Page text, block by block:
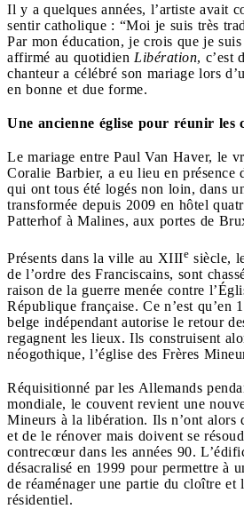
Il y a quelques années, l’artiste avait
sentir catholique : “Moi je suis très
Par mon éducation, je crois que je
affirmé au quotidien Libération, c’est
chanteur a célébré son mariage lors
en bonne et due forme.
Une ancienne église pour réunir les
Le mariage entre Paul Van Haver, le
Coralie Barbier, a eu lieu en présence
qui ont tous été logés non loin, dans
transformée depuis 2009 en hôtel
Patterhof à Malines, aux portes de
Présents dans la ville au XIIIe siècle,
de l’ordre des Franciscains, sont
raison de la guerre menée contre
République française. Ce n’est qu’en
belge indépendant autorise le retour
regagnent les lieux. Ils construisent
néogothique, l’église des Frères
Réquisitionné par les Allemands
mondiale, le couvent revient une
Mineurs à la libération. Ils n’ont alors
et de le rénover mais doivent se
contrecœur dans les années 90.
désacralisé en 1999 pour permettre à
de réaménager une partie du cloître et
résidentiel.